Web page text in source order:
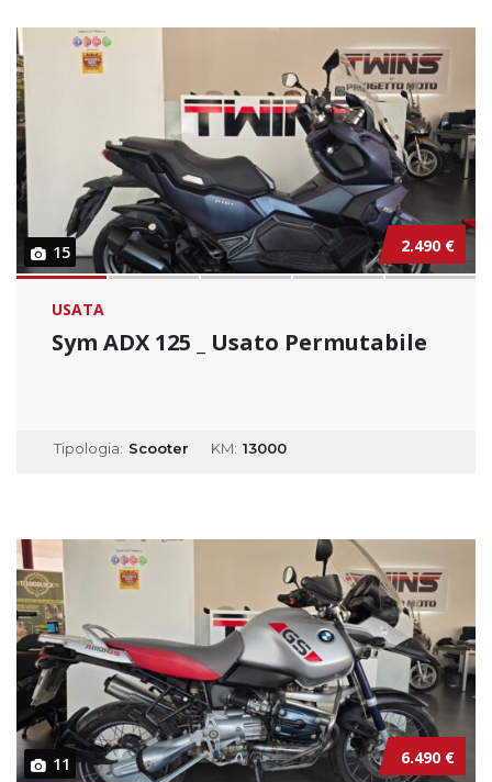
15 2.490 €
USATA
Sym ADX 125 _ Usato Permutabile
Tipologia: Scooter KM: 13000
11 6.490 €